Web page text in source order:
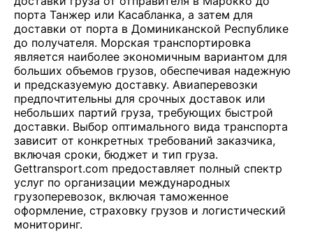
порта Танжер или Касабланка, а затем для
доставки от порта в Доминиканской Республике
до получателя. Морская транспортировка
является наиболее экономичным вариантом для
больших объемов грузов, обеспечивая надежную
и предсказуемую доставку. Авиаперевозки
предпочтительны для срочных доставок или
небольших партий груза, требующих быстрой
доставки. Выбор оптимального вида транспорта
зависит от конкретных требований заказчика,
включая сроки, бюджет и тип груза.
Gettransport.com предоставляет полный спектр
услуг по организации международных
грузоперевозок, включая таможенное
оформление, страховку грузов и логистический
мониторинг.